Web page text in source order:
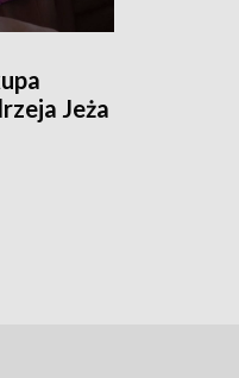
Jeża